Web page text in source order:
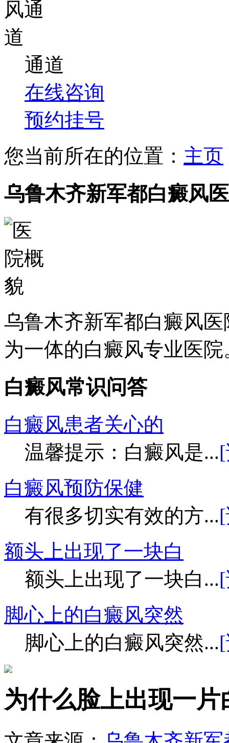
通道
在线咨询
预约挂号
您当前所在的位置： 主页
乌鲁木齐新军都白癜风
乌鲁木齐新军都白癜风
为一体的白癜风专业医
白癜风常识问答
白癜风患者关心的
温馨提示：白癜风是...
白癜风预防保健
有很多切实有效的方...
额头上出现了一块白
额头上出现了一块白...
脚心上的白癜风突然
脚心上的白癜风突然...
为什么脸上出现一